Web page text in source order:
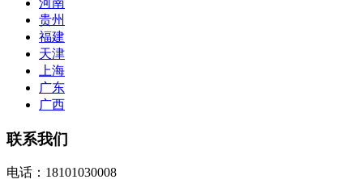
河南
贵州
福建
天津
上海
广东
广西
联系我们
电话：18101030008